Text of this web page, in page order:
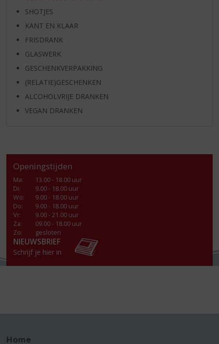
SHOTJES
KANT EN KLAAR
FRISDRANK
GLASWERK
GESCHENKVERPAKKING
(RELATIE)GESCHENKEN
ALCOHOLVRIJE DRANKEN
VEGAN DRANKEN
Openingstijden
Ma:
13.00 - 18.00 uur
Di:
9.00 - 18.00 uur
Wo:
9.00 - 18.00 uur
Do:
9.00 - 18.00 uur
Vr:
9.00 - 21.00 uur
Za:
09.00 - 18.00 uur
Zo:
gesloten
NIEUWSBRIEF
Schrijf je hier in
Home